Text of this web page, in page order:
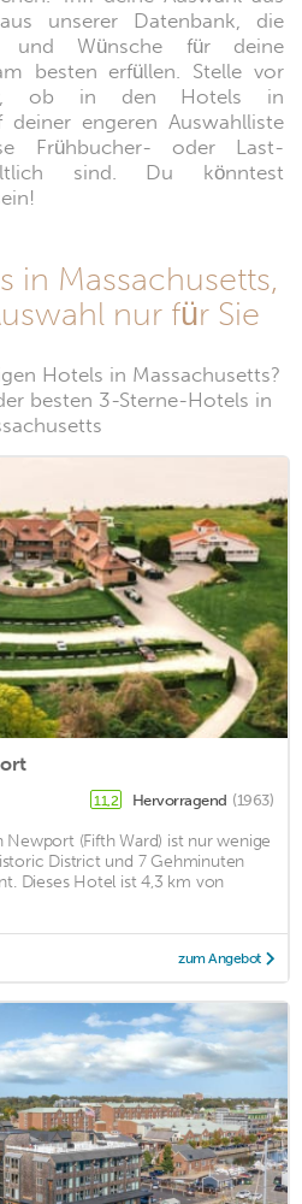
unserer Datenbank, die
und Wünsche für deine
besten erfüllen. Stelle vor
ob in den Hotels in
deiner engeren Auswahlliste
Frühbucher- oder Last-
sind. Du könntest
in Massachusetts,
nur für Sie
Hotels in Massachusetts?
besten 3-Sterne-Hotels in
11,2 Hervorragend (1963)
(Fifth Ward) ist nur wenige
District und 7 Gehminuten
Dieses Hotel ist 4,3 km von
zum Angebot